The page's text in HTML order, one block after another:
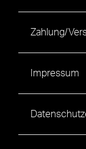
Zahlung/
Impressum